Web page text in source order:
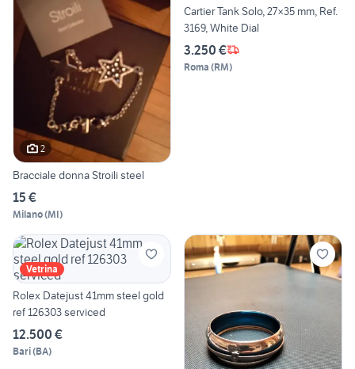
2
Bracciale donna Stroili steel
15 €
Milano(MI)
Cartier Tank Solo, 27×35 mm, Ref.
3169, White Dial
3.250 €
Roma (RM)
Vetrina
Rolex Datejust 41mm steel gold
ref 126303 serviced
12.500 €
Bari(BA)